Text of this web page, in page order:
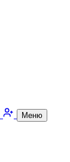
Меню